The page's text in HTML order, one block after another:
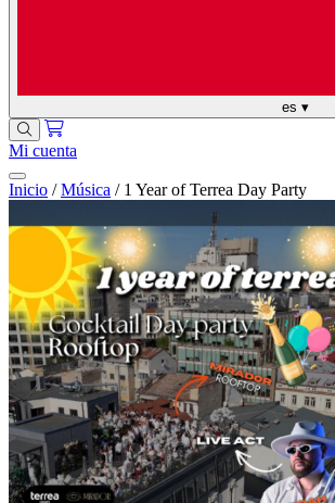
es ▾
Mi cuenta
Inicio / Música / 1 Year of Terrea Day Party